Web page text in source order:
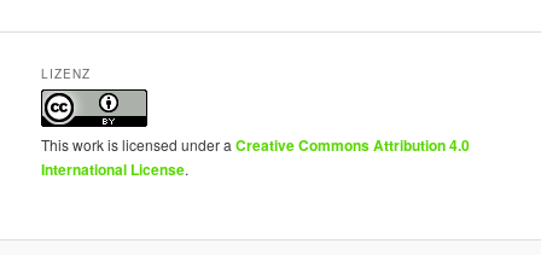
LIZENZ
This work is licensed under aCreative Commons Attribution 4.0
International License.